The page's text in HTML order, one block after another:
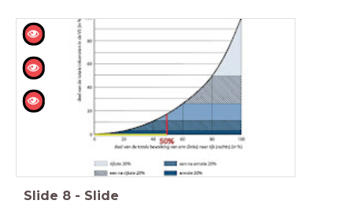
Slide 8 - Slide